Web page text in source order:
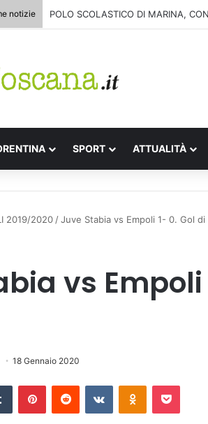
notizie POLO SCOLASTICO DI MARINA,
SPORT ATTUALITÀ
2019/2020 /Juve Stabia vs Empoli 1- 0. Gol di
vs Empoli
18 Gennaio 2020